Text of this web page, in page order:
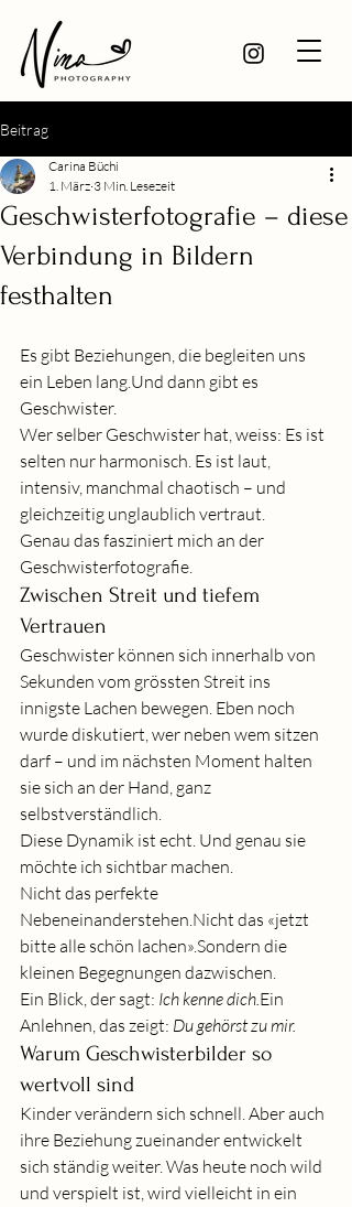
Beitrag
Geschwisterfotografie – diese
Verbindung in Bildern
festhalten
Carina Büchi
1. März 3 Min. Lesezeit
Es gibt Beziehungen, die begleiten uns
ein Leben lang.Und dann gibt es
Geschwister.
Wer selber Geschwister hat, weiss: Es ist
selten nur harmonisch. Es ist laut,
intensiv, manchmal chaotisch – und
gleichzeitig unglaublich vertraut.
Genau das fasziniert mich an der
Geschwisterfotografie.
Zwischen Streit und tiefem
Vertrauen
Geschwister können sich innerhalb von
Sekunden vom grössten Streit ins
innigste Lachen bewegen. Eben noch
wurde diskutiert, wer neben wem sitzen
darf – und im nächsten Moment halten
sie sich an der Hand, ganz
selbstverständlich.
Diese Dynamik ist echt. Und genau sie
möchte ich sichtbar machen.
Nicht das perfekte
Nebeneinanderstehen.Nicht das «jetzt
bitte alle schön lachen».Sondern die
kleinen Begegnungen dazwischen.
Ein Blick, der sagt: Ich kenne dich.Ein
Anlehnen, das zeigt: Du gehörst zu mir.
Warum Geschwisterbilder so
wertvoll sind
Kinder verändern sich schnell. Aber auch
ihre Beziehung zueinander entwickelt
sich ständig weiter. Was heute noch wild
und verspielt ist, wird vielleicht in ein